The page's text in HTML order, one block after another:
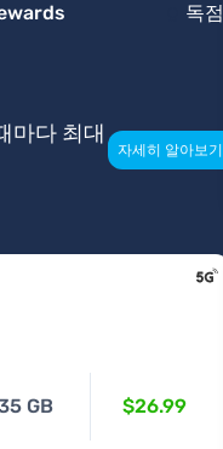
독점
마다 최대
자세히 알아보기
GB $26.99